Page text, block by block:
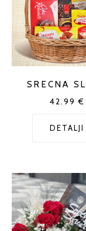
SRECNA
42.99 €
DETALJI